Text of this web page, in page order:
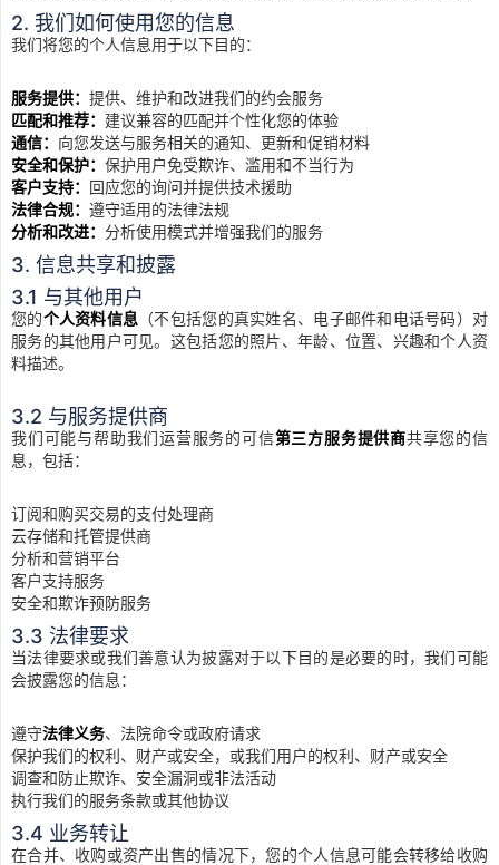
2. 我们如何使用您的信息
我们将您的个人信息用于以下目的：
服务提供： 提供、维护和改进我们的约会服务
匹配和推荐： 建议兼容的匹配并个性化您的体验
通信： 向您发送与服务相关的通知、更新和促销材料
安全和保护： 保护用户免受欺诈、滥用和不当行为
客户支持： 回应您的询问并提供技术援助
法律合规： 遵守适用的法律法规
分析和改进： 分析使用模式并增强我们的服务
3. 信息共享和披露
3.1 与其他用户
您的个人资料信息 （不包括您的真实姓名、电子邮件和电话号码）对
服务的其他用户可见。这包括您的照片、年龄、位置、兴趣和个人资
料描述。
3.2 与服务提供商
我们可能与帮助我们运营服务的可信第三方服务提供商共享您的信
息，包括：
订阅和购买交易的支付处理商
云存储和托管提供商
分析和营销平台
客户支持服务
安全和欺诈预防服务
3.3 法律要求
当法律要求或我们善意认为披露对于以下目的是必要的时，我们可能
会披露您的信息：
遵守法律义务、法院命令或政府请求
保护我们的权利、财产或安全，或我们用户的权利、财产或安全
调查和防止欺诈、安全漏洞或非法活动
执行我们的服务条款或其他协议
3.4 业务转让
在合并、收购或资产出售的情况下，您的个人信息可能会转移给收购